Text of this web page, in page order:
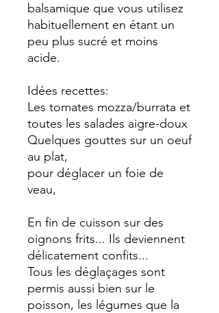
balsamique que vous utilisez
habituellement en étant un
peu plus sucré et moins
acide.
Idées recettes:
Les tomates mozza/burrata et
toutes les salades aigre-doux
Quelques gouttes sur un oeuf
au plat,
pour déglacer un foie de
veau,
En fin de cuisson sur des
oignons frits... Ils deviennent
délicatement confits...
Tous les déglaçages sont
permis aussi bien sur le
poisson, les légumes que la